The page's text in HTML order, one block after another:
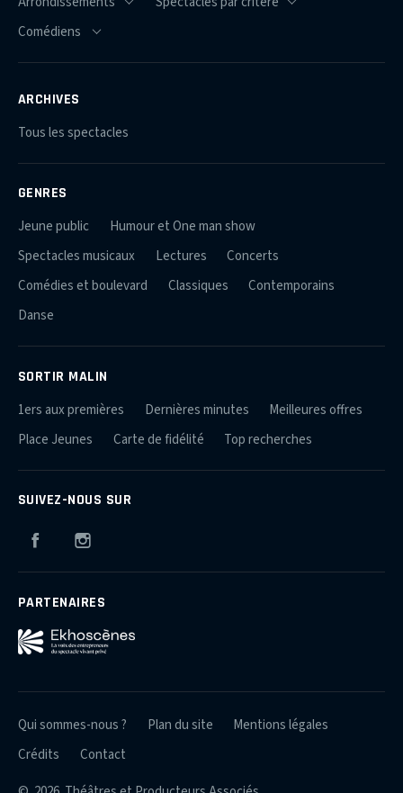
ARCHIVES
Tous les spectacles
GENRES
Jeune public
Humour et One man show
Spectacles musicaux
Lectures
Concerts
Comédies et boulevard
Classiques
Contemporains
Danse
SORTIR MALIN
1ers aux premières Dernières minutes
Meilleures offres
Place Jeunes
Carte de fidélité Top recherches
SUIVEZ-NOUS SUR
Facebook
PARTENAIRES
Qui sommes-nous ? Plan du site
Mentions légales
Crédits
Contact